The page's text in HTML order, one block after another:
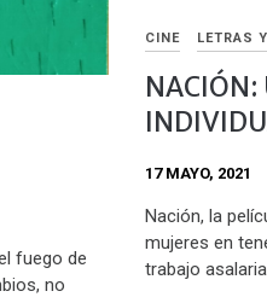
CINE LETRAS
NACIÓN:
17 MAYO, 2021
Nación, la
mujeres en
trabajo
fuego de
no